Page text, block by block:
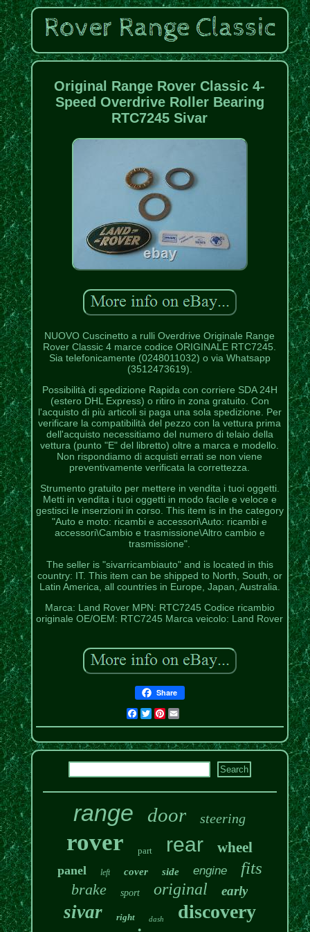
Original Range Rover Classic 4-
Speed Overdrive Roller Bearing
RTC7245 Sivar
NUOVO Cuscinetto a rulli Overdrive Originale Range
Rover Classic 4 marce codice ORIGINALE RTC7245.
Sia telefonicamente (0248011032) o via Whatsapp
(3512473619).
Possibilità di spedizione Rapida con corriere SDA 24H
(estero DHL Express) o ritiro in zona gratuito. Con
l'acquisto di più articoli si paga una sola spedizione. Per
verificare la compatibilità del pezzo con la vettura prima
dell'acquisto necessitiamo del numero di telaio della
vettura (punto "E" del libretto) oltre a marca e modello.
Non rispondiamo di acquisti errati se non viene
preventivamente verificata la correttezza.
Strumento gratuito per mettere in vendita i tuoi oggetti.
Metti in vendita i tuoi oggetti in modo facile e veloce e
gestisci le inserzioni in corso. This item is in the category
"Auto e moto: ricambi e accessori\Auto: ricambi e
accessori\Cambio e trasmissione\Altro cambio e
trasmissione".
The seller is "sivarricambiauto" and is located in this
country: IT. This item can be shipped to North, South, or
Latin America, all countries in Europe, Japan, Australia.
Marca: Land Rover MPN: RTC7245 Codice ricambio
originale OE/OEM: RTC7245 Marca veicolo: Land Rover
Share
Facebook
TwitterPinterest
range door steering
rover part rear wheel
panel left cover side engine fits
brake sport original early
sivar right dash discovery